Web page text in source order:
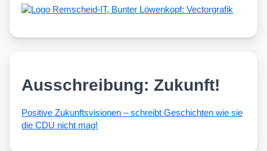
Ausschreibung: Zukunft!
Posi­ti­ve Zukunfts­vi­sio­nen – schreibt Geschich­ten wie sie
die CDU nicht mag!